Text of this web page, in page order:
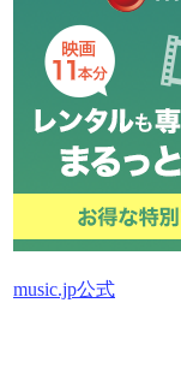
music.jp公式